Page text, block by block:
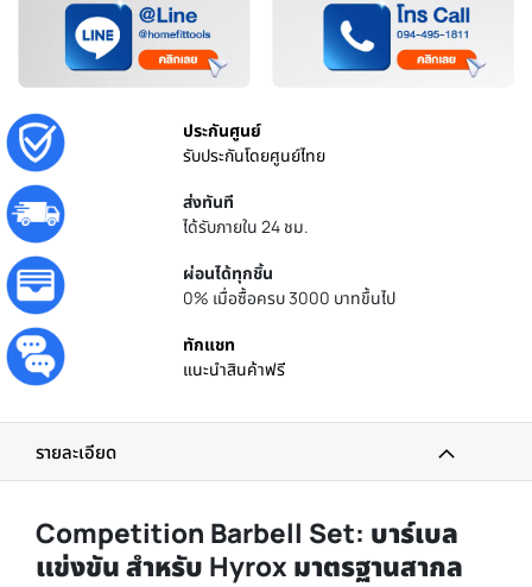
ประกันศูนย์
รับประกันโดยศูนย์ไทย
ส่งทันที
ได้รับภายใน 24 ชม.
ผ่อนได้ทุกชิ้น
0% เมื่อซื้อครบ 3000 บาทขึ้นไป
ทักแชท
แนะนำสินค้าฟรี
รายละเอียด
Competition Barbell Set: บาร์เบล
แข่งขัน สำหรับ Hyroxมาตรฐานสากล